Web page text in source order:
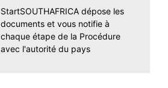
StartSOUTHAFRICA dépose les
documents et vous notifie à
chaque étape de la Procédure
avec l'autorité du pays